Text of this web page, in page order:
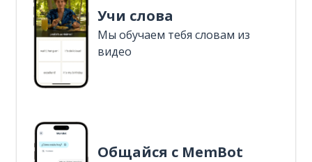
Учи слова
Мы обучаем тебя словам из
видео
Общайся с MemBot